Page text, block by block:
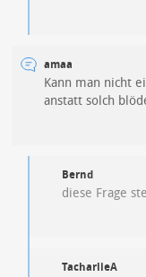
amaa
Kann man nicht
anstatt solch
Bernd
diese Frage
TacharlieA